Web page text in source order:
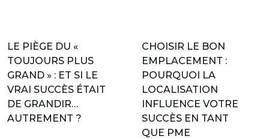
LE PIÈGE DU «
TOUJOURS PLUS
GRAND » : ET SI LE
VRAI SUCCÈS ÉTAIT
DE GRANDIR…
AUTREMENT ?
CHOISIR LE BON
EMPLACEMENT :
POURQUOI LA
LOCALISATION
INFLUENCE VOTRE
SUCCÈS EN TANT
QUE PME